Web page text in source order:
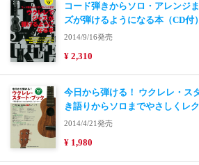
コード弾きからソロ・アレンジ
ズが弾けるようになる本（CD付）
2014/9/16発売
¥ 2,310
今日から弾ける！ ウクレレ・ス
き語りからソロまでやさしくレ
2014/4/21発売
¥ 1,980